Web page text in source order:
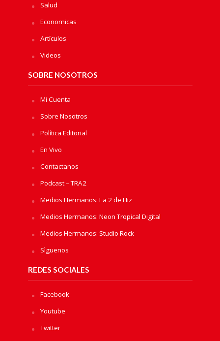
Salud
Economicas
Artículos
Videos
SOBRE NOSOTROS
Mi Cuenta
Sobre Nosotros
Política Editorial
En Vivo
Contactanos
Podcast – TRA2
Medios Hermanos: La 2 de Hiz
Medios Hermanos: Neon Tropical Digital
Medios Hermanos: Studio Rock
Sìguenos
REDES SOCIALES
Facebook
Youtube
Twitter